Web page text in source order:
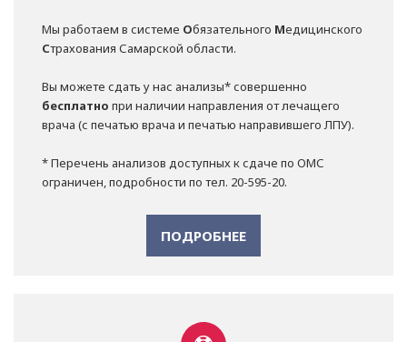
Мы работаем в системе Обязательного Медицинского
Страхования Самарской области.
Вы можете сдать у нас анализы* совершенно
бесплатно при наличии направления от лечащего
врача (с печатью врача и печатью направившего ЛПУ).
* Перечень анализов доступных к сдаче по ОМС
ограничен, подробности по тел. 20-595-20.
ПОДРОБНЕЕ